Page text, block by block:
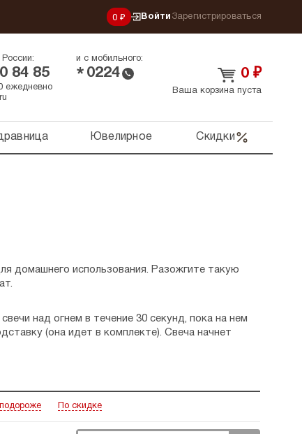
0 ₽ Войти Зарегистрироваться
84 85
и с мобильного:
* 0224
ежедневно
0 ₽
Ваша корзина пуста
Ювелирное Скидки
домашнего использования. Разожгите такую
над огнем в течение 30 секунд, пока на нем
(она идет в комплекте). Свеча начнет
По скидке